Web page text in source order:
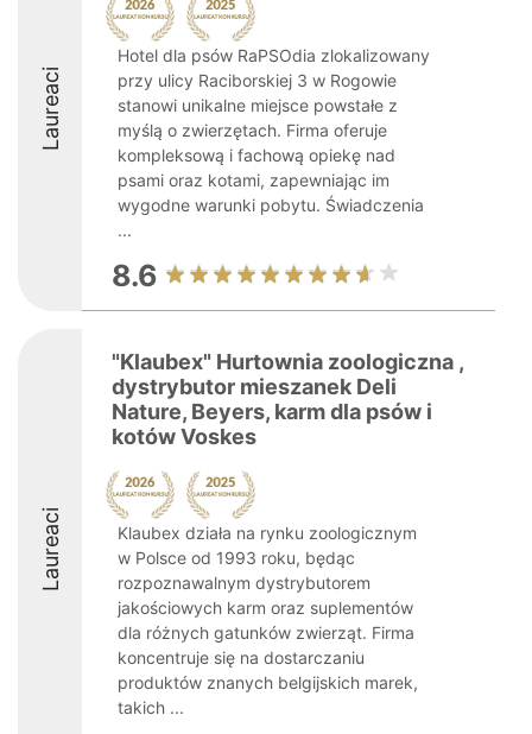
Laureaci
Hotel dla psów RaPSOdia zlokalizowany
przy ulicy Raciborskiej 3 w Rogowie
stanowi unikalne miejsce powstałe z
myślą o zwierzętach. Firma oferuje
kompleksową i fachową opiekę nad
psami oraz kotami, zapewniając im
wygodne warunki pobytu. Świadczenia
...
8.6
Laureaci
"Klaubex" Hurtownia zoologiczna ,
dystrybutor mieszanek Deli
Nature, Beyers, karm dla psów i
kotów Voskes
Klaubex działa na rynku zoologicznym
w Polsce od 1993 roku, będąc
rozpoznawalnym dystrybutorem
jakościowych karm oraz suplementów
dla różnych gatunków zwierząt. Firma
koncentruje się na dostarczaniu
produktów znanych belgijskich marek,
takich ...